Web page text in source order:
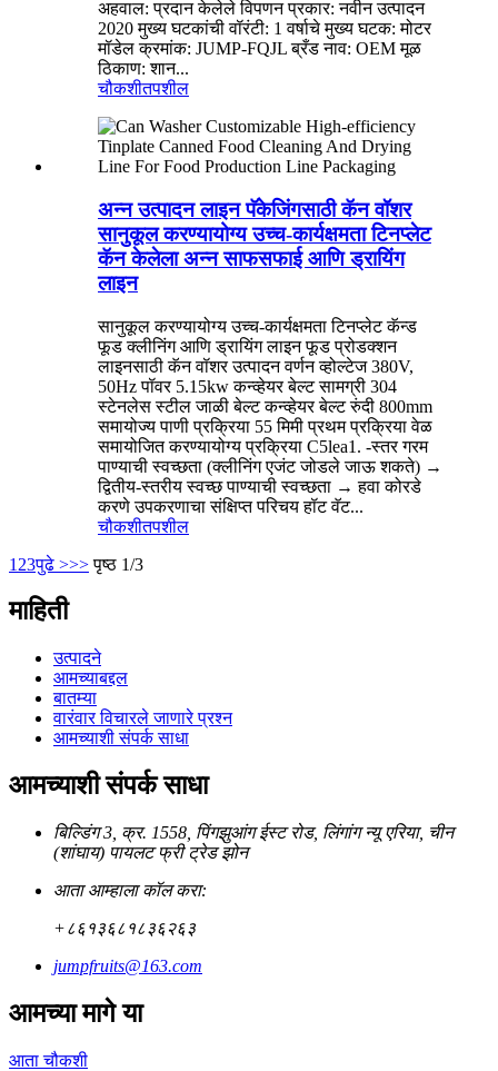
अहवाल: प्रदान केलेले विपणन प्रकार: नवीन उत्पादन
2020 मुख्य घटकांची वॉरंटी: 1 वर्षाचे मुख्य घटक: मोटर
मॉडेल क्रमांक: JUMP-FQJL ब्रँड नाव: OEM मूळ
ठिकाण: शान...
चौकशीतपशील
अन्न उत्पादन लाइन पॅकेजिंगसाठी कॅन वॉशर
सानुकूल करण्यायोग्य उच्च-कार्यक्षमता टिनप्लेट
कॅन केलेला अन्न साफसफाई आणि ड्रायिंग
लाइन
सानुकूल करण्यायोग्य उच्च-कार्यक्षमता टिनप्लेट कॅन्ड
फूड क्लीनिंग आणि ड्रायिंग लाइन फूड प्रोडक्शन
लाइनसाठी कॅन वॉशर उत्पादन वर्णन व्होल्टेज 380V,
50Hz पॉवर 5.15kw कन्व्हेयर बेल्ट सामग्री 304
स्टेनलेस स्टील जाळी बेल्ट कन्व्हेयर बेल्ट रुंदी 800mm
समायोज्य पाणी प्रक्रिया 55 मिमी प्रथम प्रक्रिया वेळ
समायोजित करण्यायोग्य प्रक्रिया C5lea1. -स्तर गरम
पाण्याची स्वच्छता (क्लीनिंग एजंट जोडले जाऊ शकते) →
द्वितीय-स्तरीय स्वच्छ पाण्याची स्वच्छता → हवा कोरडे
करणे उपकरणाचा संक्षिप्त परिचय हॉट वॅट...
चौकशीतपशील
1 23पुढे >>> पृष्ठ 1/3
माहिती
उत्पादने
आमच्याबद्दल
बातम्या
वारंवार विचारले जाणारे प्रश्न
आमच्याशी संपर्क साधा
आमच्याशी संपर्क साधा
बिल्डिंग 3, क्र. 1558, पिंगझुआंग ईस्ट रोड, लिंगांग न्यू एरिया, चीन
(शांघाय) पायलट फ्री ट्रेड झोन
आता आम्हाला कॉल करा:
+८६१३६८१८३६२६३
jumpfruits@163.com
आमच्या मागे या
आता चौकशी